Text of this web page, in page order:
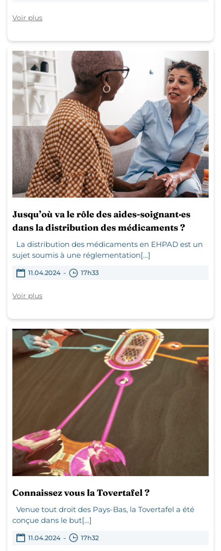
Voir plus
Jusqu’où va le rôle des aides-soignant·es
dans la distribution des médicaments ?
La distribution des médicaments en EHPAD est un
sujet soumis à une réglementation[…]
11.04.2024 - 17h33
Voir plus
Connaissez vous la Tovertafel ?
Venue tout droit des Pays-Bas, la Tovertafel a été
conçue dans le but[…]
11.04.2024 - 17h32